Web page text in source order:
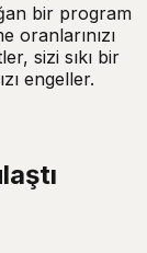
bir program
oranlarınızı
sizi sıkı bir
engeller.